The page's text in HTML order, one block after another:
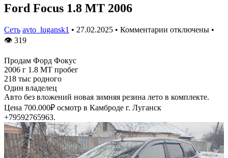
Ford Focus 1.8 MT 2006
Сеть avto_lugansk1 • 27.02.2025 • Комментарии отключены •
👁 319
Продам Форд Фокус
2006 г 1.8 МТ пробег
218 тыс родного
Один владелец
Авто без вложений новая зимняя резина лето в комплекте.
Цена 700.000₽ осмотр в Камброде г. Луганск
+79592765963.